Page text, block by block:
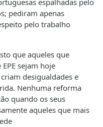
espalhadas pelo
pediram apenas
pelo trabalho
que aqueles que
sejam hoje
desigualdades e
Nenhuma reforma
quando os seus
aqueles que mais